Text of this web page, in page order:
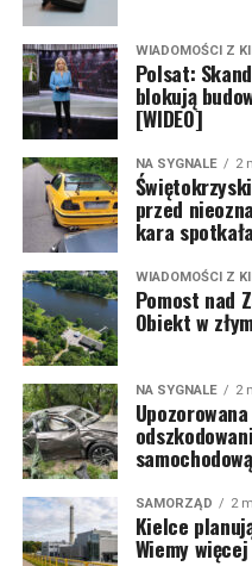
WIADOMOŚCI Z
Polsat:
blokują
[WIDEO]
NA SYGNALE 2
przed
kara
WIADOMOŚCI Z
Pomost nad
Obiekt w
NA SYGNALE 2
SAMORZĄD 2
Kielce
Wiemy więcej